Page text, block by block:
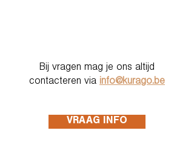
Bij vragen mag je ons altijd
contacteren via info@kurago.be
VRAAG INFO